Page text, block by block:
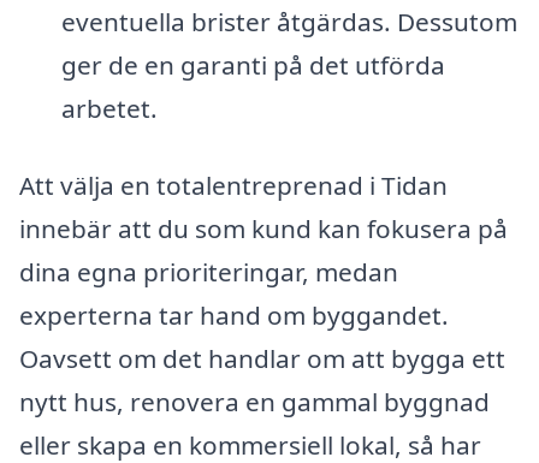
eventuella brister åtgärdas. Dessutom
ger de en garanti på det utförda
arbetet.
Att välja en totalentreprenad i Tidan
innebär att du som kund kan fokusera på
dina egna prioriteringar, medan
experterna tar hand om byggandet.
Oavsett om det handlar om att bygga ett
nytt hus, renovera en gammal byggnad
eller skapa en kommersiell lokal, så har